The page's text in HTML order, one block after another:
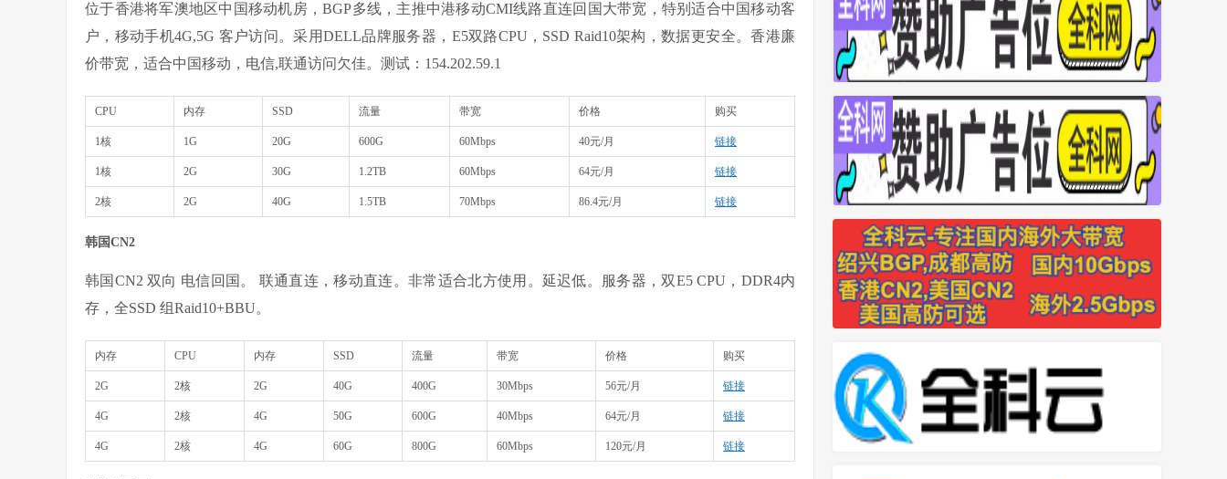
位于香港将军澳地区中国移动机房，BGP多线，主推中港移动CMI线路直连回国大带宽，特别适合中国移动客
户，移动手机4G,5G 客户访问。采用DELL品牌服务器，E5双路CPU，SSD Raid10架构，数据更安全。香港廉
价带宽，适合中国移动，电信,联通访问欠佳。测试：154.202.59.1
CPU 内存 SSD 流量 带宽 价格 购买
1核 1G 20G 600G 60Mbps 40元/月 链接
1核 2G 30G 1.2TB 60Mbps 64元/月 链接
2核 2G 40G 1.5TB 70Mbps 86.4元/月 链接
韩国CN2
韩国CN2 双向 电信回国。 联通直连，移动直连。非常适合北方使用。延迟低。服务器，双E5 CPU，DDR4内
存，全SSD 组Raid10+BBU。
内存 CPU 内存 SSD 流量 带宽 价格 购买
2G 2核 2G 40G 400G 30Mbps 56元/月 链接
4G 2核 4G 50G 600G 40Mbps 64元/月 链接
4G 2核 4G 60G 800G 60Mbps 120元/月 链接